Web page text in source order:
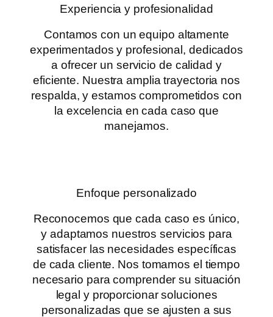
Experiencia y profesionalidad
Contamos con un equipo altamente
experimentados y profesional, dedicados
a ofrecer un servicio de calidad y
eficiente. Nuestra amplia trayectoria nos
respalda, y estamos comprometidos con
la excelencia en cada caso que
manejamos.
Enfoque personalizado
Reconocemos que cada caso es único,
y adaptamos nuestros servicios para
satisfacer las necesidades específicas
de cada cliente. Nos tomamos el tiempo
necesario para comprender su situación
legal y proporcionar soluciones
personalizadas que se ajusten a sus